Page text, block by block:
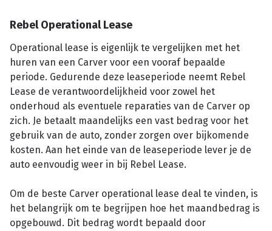
Rebel Operational Lease
Operational lease is eigenlijk te vergelijken met het
huren van een Carver voor een vooraf bepaalde
periode. Gedurende deze leaseperiode neemt Rebel
Lease de verantwoordelijkheid voor zowel het
onderhoud als eventuele reparaties van de Carver op
zich. Je betaalt maandelijks een vast bedrag voor het
gebruik van de auto, zonder zorgen over bijkomende
kosten. Aan het einde van de leaseperiode lever je de
auto eenvoudig weer in bij Rebel Lease.
Om de beste Carver operational lease deal te vinden, is
het belangrijk om te begrijpen hoe het maandbedrag is
opgebouwd. Dit bedrag wordt bepaald door